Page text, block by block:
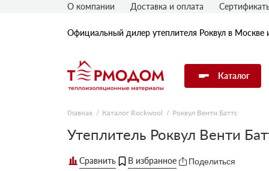
Официальный дилер утеплителя Роквул в Москве
Каталог
Утеплитель Rockwool
Утеплитель Технониколь
О компании Доставка и оплата
Главная Каталог Rockwool Роквул Венти Баттс
Утеплитель Роквул Венти
Поделиться